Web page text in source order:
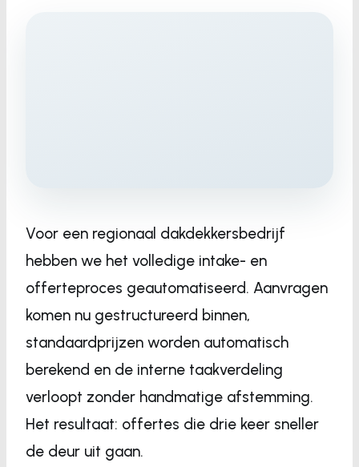
Voor een regionaal dakdekkersbedrijf
hebben we het volledige intake- en
offerteproces geautomatiseerd. Aanvragen
komen nu gestructureerd binnen,
standaardprijzen worden automatisch
berekend en de interne taakverdeling
verloopt zonder handmatige afstemming.
Het resultaat: offertes die drie keer sneller
de deur uit gaan.